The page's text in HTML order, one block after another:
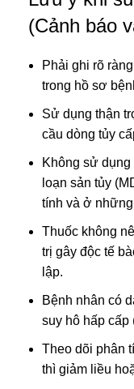
(Cảnh báo
Phải ghi rõ
trong hồ sơ
Sử dụng thận
cầu dòng tủy
Không sử
loạn sản tủy
tính và ở
Thuốc không
trị gây độc tế
lập.
Bệnh nhân có
suy hô hấp cấp
Theo dõi phân
thì giảm liều